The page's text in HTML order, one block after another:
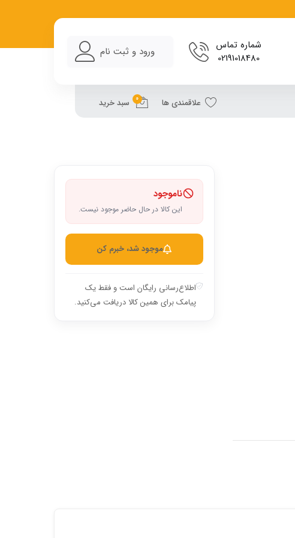
شماره تماس
02191018480
ورود و ثبت نام
علاقمندی ها 0 سبد خرید
ناموجود
این کالا در حال حاضر موجود نیست.
موجود شد، خبرم کن
اطلاع‌رسانی رایگان است و فقط یک
پیامک برای همین کالا دریافت می‌کنید.